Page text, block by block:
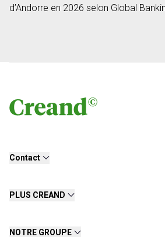
d’Andorre en 2026 selon Global
Contact
PLUS CREAND
NOTRE GROUPE